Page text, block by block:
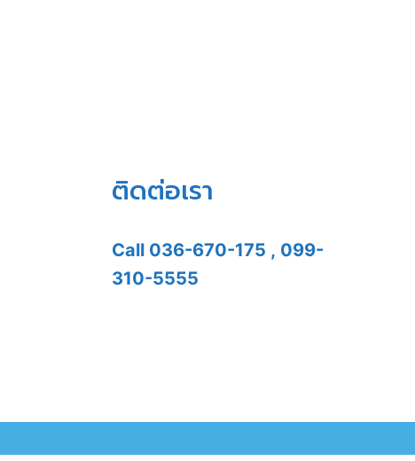
ติดต่อเรา
Call 036-670-175 , 099-
310-5555